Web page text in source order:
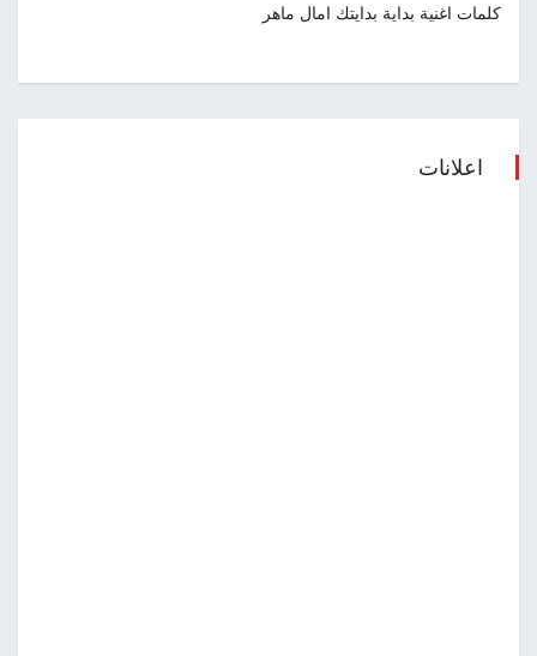
كلمات اغنية بداية بدايتك امال ماهر
اعلانات